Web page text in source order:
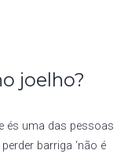
joelho?
és uma das pessoas
barriga ‘não é